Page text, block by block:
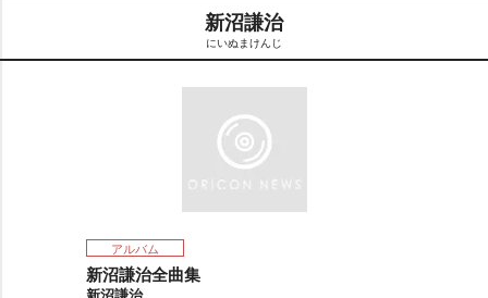
新沼謙治
にいぬまけんじ
アルバム
新沼謙治全曲集